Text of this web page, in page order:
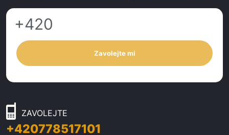
Zavolejte mi
ZAVOLEJTE
+420778517101